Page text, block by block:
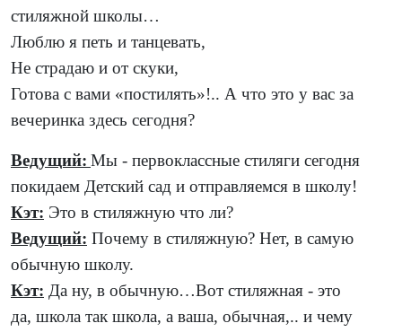
стиляжной школы…
Люблю я петь и танцевать,
Не страдаю и от скуки,
Готова с вами «постилять»!.. А что это у вас за
вечеринка здесь сегодня?
Ведущий: Мы - первоклассные стиляги сегодня
покидаем Детский сад и отправляемся в школу!
Кэт: Это в стиляжную что ли?
Ведущий: Почему в стиляжную? Нет, в самую
обычную школу.
Кэт: Да ну, в обычную…Вот стиляжная - это
да, школа так школа, а ваша, обычная,.. и чему